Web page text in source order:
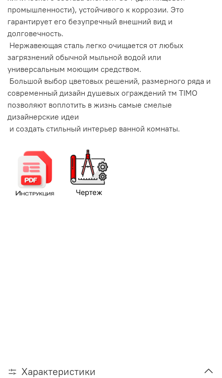
промышленности), устойчивого к коррозии. Это
гарантирует его безупречный внешний вид и
долговечность.
Нержавеющая сталь легко очищается от любых
загрязнений обычной мыльной водой или
универсальным моющим средством.
Большой выбор цветовых решений, размерного ряда и
современный дизайн душевых ограждений тм TIMO
позволяют воплотить в жизнь самые смелые
дизайнерские идеи
и создать стильный интерьер ванной комнаты.
Характеристики